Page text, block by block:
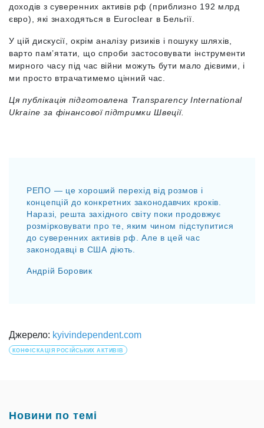
доходів з суверенних активів рф (приблизно 192 млрд
євро),
які знаходяться в Euroclear в Бельгії.
У цій дискусії, окрім аналізу ризиків і пошуку шляхів,
варто пам’ятати, що спроби застосовувати інструменти
мирного часу під час війни можуть бути мало дієвими, і
ми просто втрачатимемо цінний час.
Ця публікація підготовлена Transparency International
Ukraine за фінансової підтримки Швеції.
РЕПО — це хороший перехід від розмов і
концепцій до конкретних законодавчих кроків.
Наразі, решта західного світу поки продовжує
розмірковувати про те, яким чином підступитися
до суверенних активів рф. Але в цей час
законодавці в США діють.
Андрій Боровик
Джерело: kyivindependent.com
КОНФІСКАЦІЯ РОСІЙСЬКИХ АКТИВІВ
Новини по темі